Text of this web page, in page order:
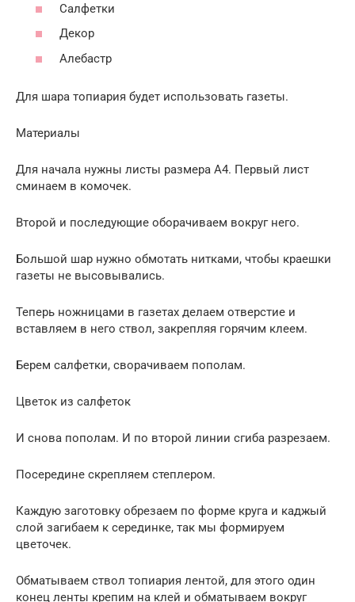
Салфетки
Декор
Алебастр
Для шара топиария будет использовать газеты.
Материалы
Для начала нужны листы размера А4. Первый лист
сминаем в комочек.
Второй и последующие оборачиваем вокруг него.
Большой шар нужно обмотать нитками, чтобы краешки
газеты не высовывались.
Теперь ножницами в газетах делаем отверстие и
вставляем в него ствол, закрепляя горячим клеем.
Берем салфетки, сворачиваем пополам.
Цветок из салфеток
И снова пополам. И по второй линии сгиба разрезаем.
Посередине скрепляем степлером.
Каждую заготовку обрезаем по форме круга и каджый
слой загибаем к серединке, так мы формируем
цветочек.
Обматываем ствол топиария лентой, для этого один
конец ленты крепим на клей и обматываем вокруг